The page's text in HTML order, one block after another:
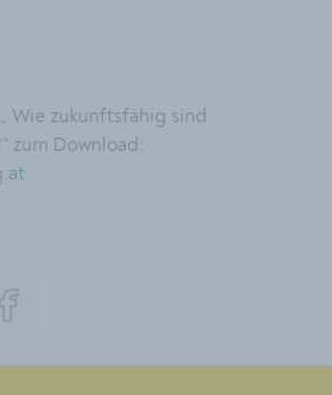
Wie zukunftsfähig sind
zum Download: